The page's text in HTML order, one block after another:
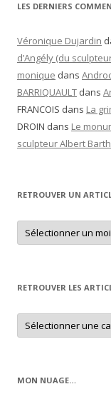
LES DERNIERS
Véronique Dujardin
d’Angély (du
monique dans
BARRIQUAULT dans
FRANCOIS dans La
DROIN dans Le
sculpteur Albert
RETROUVER UN
Retrouver
un
article
RETROUVER LES
Retrouver
les
articles
MON NUAGE…